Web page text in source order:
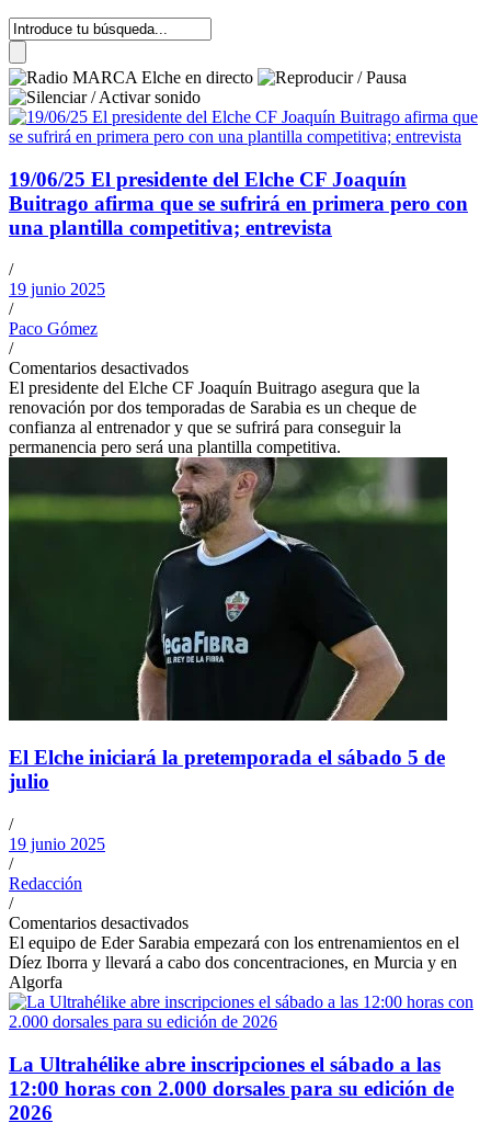
19/06/25 El presidente del Elche CF Joaquín
Buitrago afirma que se sufrirá en primera pero con
una plantilla competitiva; entrevista
/
19 junio 2025
/
Paco Gómez
/
Comentarios desactivados
El presidente del Elche CF Joaquín Buitrago asegura que la
renovación por dos temporadas de Sarabia es un cheque de
confianza al entrenador y que se sufrirá para conseguir la
permanencia pero será una plantilla competitiva.
El Elche iniciará la pretemporada el sábado 5 de
julio
/
19 junio 2025
/
Redacción
/
Comentarios desactivados
El equipo de Eder Sarabia empezará con los entrenamientos en el
Díez Iborra y llevará a cabo dos concentraciones, en Murcia y en
Algorfa
La Ultrahélike abre inscripciones el sábado a las
12:00 horas con 2.000 dorsales para su edición de
2026